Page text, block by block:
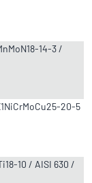
14-3 /
20-5
10 / AISI 630 /